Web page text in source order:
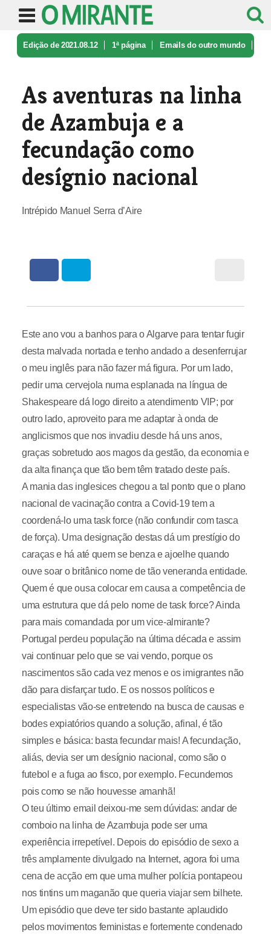
Edição de 2021.08.12 1ª página Emails do outro mundo
As aventuras na linha
de Azambuja e a
fecundação como
desígnio nacional
Intrépido Manuel Serra d’Aire
Este ano vou a banhos para o Algarve para tentar fugir
desta malvada nortada e tenho andado a desenferrujar
o meu inglês para não fazer má figura. Por um lado,
pedir uma cervejola numa esplanada na língua de
Shakespeare dá logo direito a atendimento VIP; por
outro lado, aproveito para me adaptar à onda de
anglicismos que nos invadiu desde há uns anos,
graças sobretudo aos magos da gestão, da economia e
da alta finança que tão bem têm tratado deste país.
A mania das inglesices chegou a tal ponto que o plano
nacional de vacinação contra a Covid-19 tem a
coordená-lo uma task force (não confundir com tasca
de força). Uma designação destas dá um prestígio do
caraças e há até quem se benza e ajoelhe quando
ouve soar o britânico nome de tão veneranda entidade.
Quem é que ousa colocar em causa a competência de
uma estrutura que dá pelo nome de task force? Ainda
para mais comandada por um vice-almirante?
Portugal perdeu população na última década e assim
vai continuar pelo que se vai vendo, porque os
nascimentos são cada vez menos e os imigrantes não
dão para disfarçar tudo. E os nossos políticos e
especialistas vão-se entretendo na busca de causas e
bodes expiatórios quando a solução, afinal, é tão
simples e básica: basta fecundar mais! A fecundação,
aliás, devia ser um desígnio nacional, como são o
futebol e a fuga ao fisco, por exemplo. Fecundemos
pois como se não houvesse amanhã!
O teu último email deixou-me sem dúvidas: andar de
comboio na linha de Azambuja pode ser uma
experiência irrepetível. Depois do episódio de sexo a
três amplamente divulgado na Internet, agora foi uma
cena de acção em que uma mulher polícia pontapeou
nos tintins um maganão que queria viajar sem bilhete.
Um episódio que deve ter sido bastante aplaudido
pelos movimentos feministas e fortemente condenado